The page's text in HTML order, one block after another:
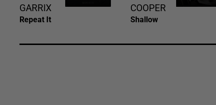
GARRIX
Repeat It
COOPER
Shallow